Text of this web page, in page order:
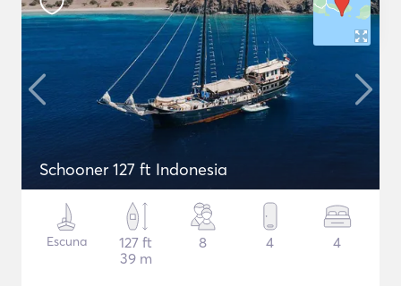
Schooner 127 ft Indonesia
Escuna
127 ft
39 m
8 4 4